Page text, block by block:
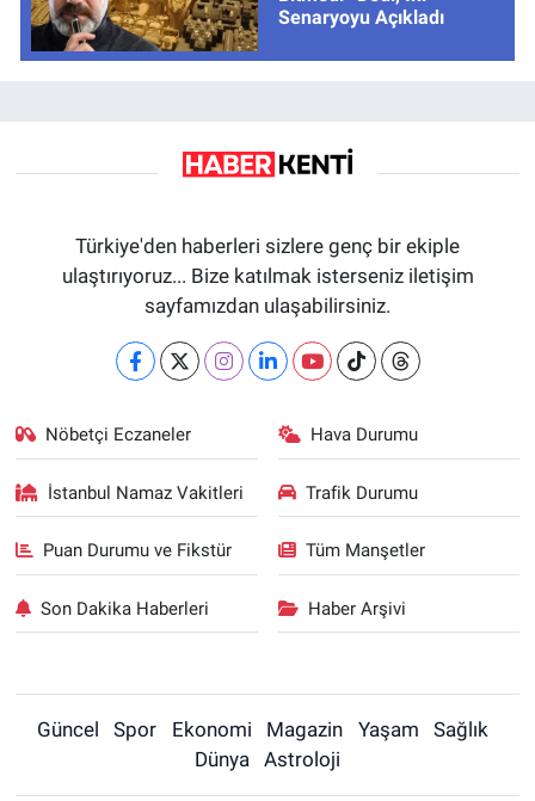
Senaryoyu Açıkladı
Türkiye'den haberleri sizlere genç bir ekiple
ulaştırıyoruz... Bize katılmak isterseniz iletişim
sayfamızdan ulaşabilirsiniz.
Nöbetçi Eczaneler Hava Durumu
İstanbul Namaz Vakitleri Trafik Durumu
Puan Durumu ve Fikstür Tüm Manşetler
Son Dakika Haberleri Haber Arşivi
Güncel Spor Ekonomi Magazin Yaşam
Sağlık
Dünya
Astroloji